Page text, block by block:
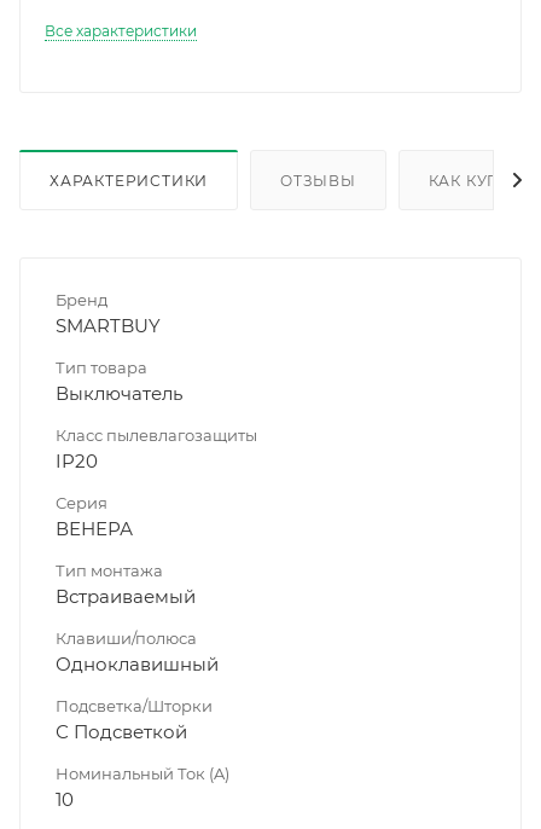
Все характеристики
ХАРАКТЕРИСТИКИ ОТЗЫВЫ КАК КУПИТЬ
Бренд
SMARTBUY
Тип товара
Выключатель
Класс пылевлагозащиты
IP20
Серия
ВЕНЕРА
Тип монтажа
Встраиваемый
Клавиши/полюса
Одноклавишный
Подсветка/Шторки
С Подсветкой
Номинальный Ток (A)
10